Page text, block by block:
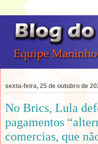
sexta-feira, 25 de outubro de
No Brics, Lula
pagamentos
comercias, que